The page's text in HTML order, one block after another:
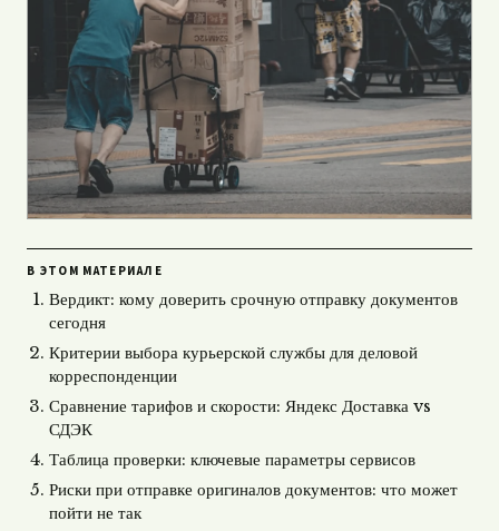
В ЭТОМ МАТЕРИАЛЕ
Вердикт: кому доверить срочную отправку документов
сегодня
Критерии выбора курьерской службы для деловой
корреспонденции
Сравнение тарифов и скорости: Яндекс Доставка vs
СДЭК
Таблица проверки: ключевые параметры сервисов
Риски при отправке оригиналов документов: что может
пойти не так